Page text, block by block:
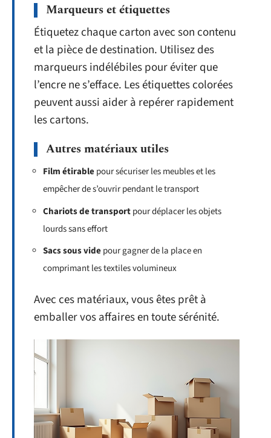
Marqueurs et étiquettes
Étiquetez chaque carton avec son contenu
et la pièce de destination. Utilisez des
marqueurs indélébiles pour éviter que
l’encre ne s’efface. Les étiquettes colorées
peuvent aussi aider à repérer rapidement
les cartons.
Autres matériaux utiles
Film étirablepour sécuriser les meubles et les
empêcher de s’ouvrir pendant le transport
Chariots de transportpour déplacer les objets
lourds sans effort
Sacs sous videpour gagner de la place en
comprimant les textiles volumineux
Avec ces matériaux, vous êtes prêt à
emballer vos affaires en toute sérénité.